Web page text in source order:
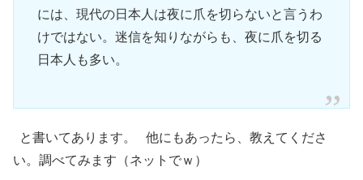
には、現代の日本人は夜に爪を切らないと言うわ
けではない。迷信を知りながらも、夜に爪を切る
日本人も多い。
と書いてあります。 他にもあったら、教えてくださ
い。調べてみます（ネットでｗ）